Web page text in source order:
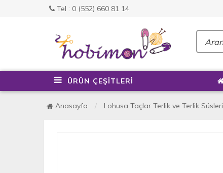
Tel : 0 (552) 660 81 14
ÜRÜN ÇEŞİTLERİ
Anasayfa Lohusa Taçlar Terlik ve Terlik Süsleri